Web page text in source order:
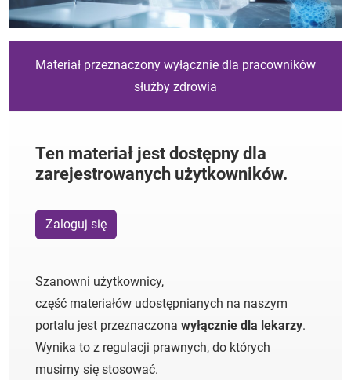
Materiał przeznaczony wyłącznie dla pracowników
służby zdrowia
Ten materiał jest dostępny dla
zarejestrowanych użytkowników.
Zaloguj się
Szanowni użytkownicy,
część materiałów udostępnianych na naszym
portalu jest przeznaczona wyłącznie dla lekarzy.
Wynika to z regulacji prawnych, do których
musimy się stosować.